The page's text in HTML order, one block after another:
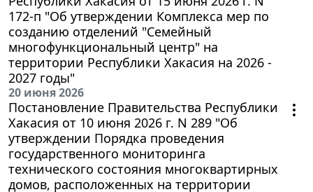
172-п "Об утверждении Комплекса мер по
созданию отделений "Семейный
многофункциональный центр" на
территории Республики Хакасия на 2026 -
2027 годы"
20 июня 2026
Постановление Правительства Республики
Хакасия от 10 июня 2026 г. N 289 "Об
утверждении Порядка проведения
государственного мониторинга
технического состояния многоквартирных
домов, расположенных на территории